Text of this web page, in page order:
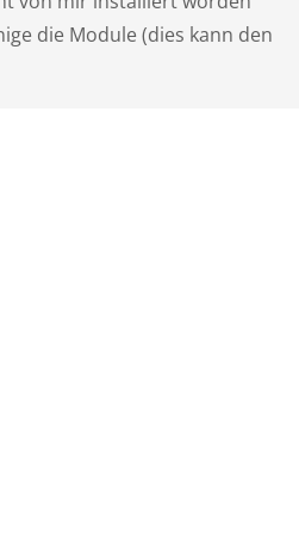
die Module (dies kann den